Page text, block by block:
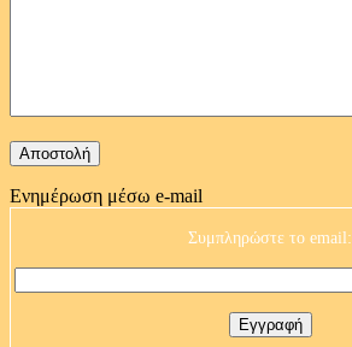
Ενημέρωση μέσω e-mail
Συμπληρώστε το email: